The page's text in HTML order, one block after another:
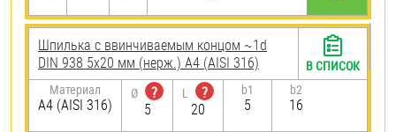
Шпилька c ввинчиваемым концом ~1d
DIN 938 5х20 мм (нерж.) A4 (AISI 316)
Материал
A4 (AISI 316)
Ø
?
5
L
?
20
b1
5
b2
16
В СПИСОК